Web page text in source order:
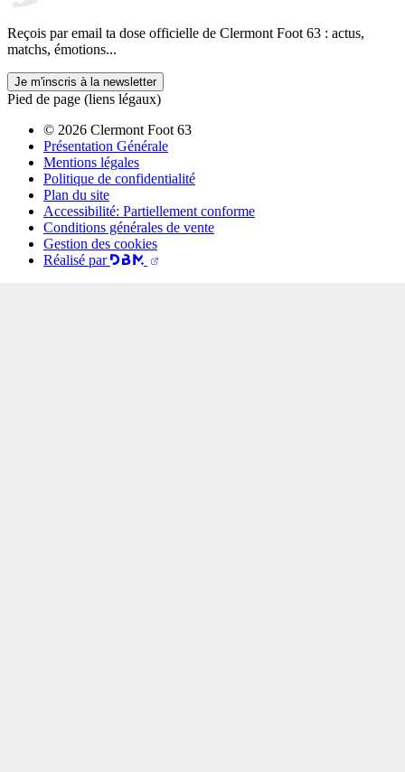
Reçois par email ta dose officielle de Clermont Foot 63 : actus,
matchs, émotions...
Je m'inscris à la newsletter
Pied de page (liens légaux)
© 2026 Clermont Foot 63
Présentation Générale
Mentions légales
Politique de confidentialité
Plan du site
Accessibilité: Partiellement conforme
Conditions générales de vente
Gestion des cookies
Réalisé par